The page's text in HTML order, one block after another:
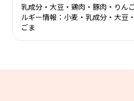
乳成分・大豆・鶏肉・豚肉・りん
ルギー情報：小麦・乳成分・大豆
ごま